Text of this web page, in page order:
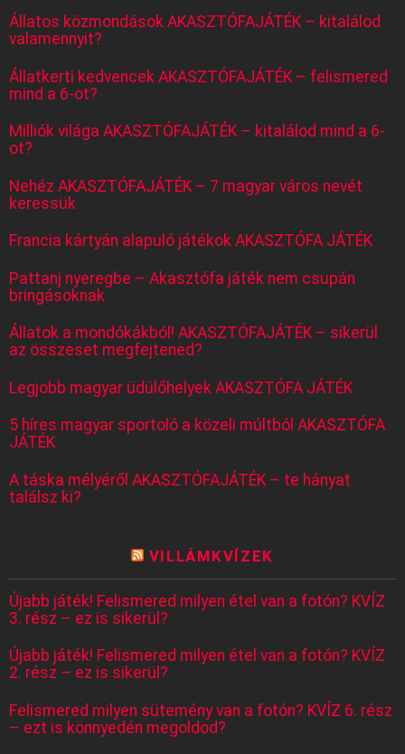
Állatos közmondások AKASZTÓFAJÁTÉK – kitalálod
valamennyit?
Állatkerti kedvencek AKASZTÓFAJÁTÉK – felismered
mind a 6-ot?
Milliók világa AKASZTÓFAJÁTÉK – kitalálod mind a 6-
ot?
Nehéz AKASZTÓFAJÁTÉK – 7 magyar város nevét
keressük
Francia kártyán alapuló játékok AKASZTÓFA JÁTÉK
Pattanj nyeregbe – Akasztófa játék nem csupán
bringásoknak
Állatok a mondókákból! AKASZTÓFAJÁTÉK – sikerül
az összeset megfejtened?
Legjobb magyar üdülőhelyek AKASZTÓFA JÁTÉK
5 híres magyar sportoló a közeli múltból AKASZTÓFA
JÁTÉK
A táska mélyéről AKASZTÓFAJÁTÉK – te hányat
találsz ki?
VILLÁMKVÍZEK
Újabb játék! Felismered milyen étel van a fotón? KVÍZ
3. rész – ez is sikerül?
Újabb játék! Felismered milyen étel van a fotón? KVÍZ
2. rész – ez is sikerül?
Felismered milyen sütemény van a fotón? KVÍZ 6. rész
– ezt is könnyedén megoldod?